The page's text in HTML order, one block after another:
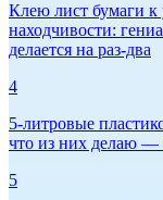
Клею лист бумаги к
находчивости:
делается на раз-два
4
5-литровые
что из них делаю —
5